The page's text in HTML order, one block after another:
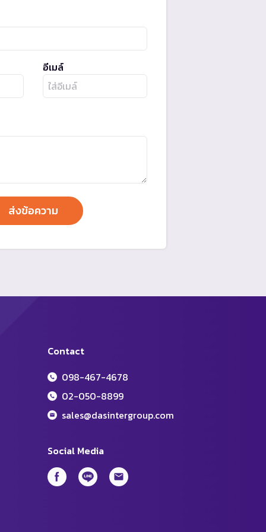
อีเมล์
Social Media
Contact
098-467-4678
02-050-8899
sales@dasintergroup.com